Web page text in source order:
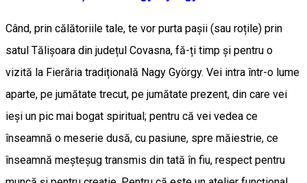
Când, prin călătoriile tale, te vor purta pașii (sau roțile) prin
satul Tălișoara din județul Covasna, fă-ți timp și pentru o
vizită la Fierăria tradițională Nagy György. Vei intra într-o lume
aparte, pe jumătate trecut, pe jumătate prezent, din care vei
ieși un pic mai bogat spiritual; pentru că vei vedea ce
înseamnă o meserie dusă, cu pasiune, spre măiestrie, ce
înseamnă meșteșug transmis din tată în fiu, respect pentru